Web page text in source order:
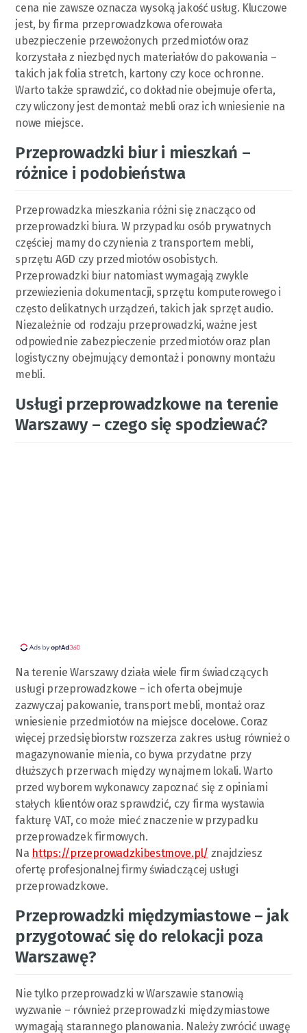
cena nie zawsze oznacza wysoką jakość usług. Kluczowe
jest, by firma przeprowadzkowa oferowała
ubezpieczenie przewożonych przedmiotów oraz
korzystała z niezbędnych materiałów do pakowania –
takich jak folia stretch, kartony czy koce ochronne.
Warto także sprawdzić, co dokładnie obejmuje oferta,
czy wliczony jest demontaż mebli oraz ich wniesienie na
nowe miejsce.
Przeprowadzki biur i mieszkań –
różnice i podobieństwa
Przeprowadzka mieszkania różni się znacząco od
przeprowadzki biura. W przypadku osób prywatnych
częściej mamy do czynienia z transportem mebli,
sprzętu AGD czy przedmiotów osobistych.
Przeprowadzki biur natomiast wymagają zwykle
przewiezienia dokumentacji, sprzętu komputerowego i
często delikatnych urządzeń, takich jak sprzęt audio.
Niezależnie od rodzaju przeprowadzki, ważne jest
odpowiednie zabezpieczenie przedmiotów oraz plan
logistyczny obejmujący demontaż i ponowny montażu
mebli.
Usługi przeprowadzkowe na terenie
Warszawy – czego się spodziewać?
Na terenie Warszawy działa wiele firm świadczących
usługi przeprowadzkowe – ich oferta obejmuje
zazwyczaj pakowanie, transport mebli, montaż oraz
wniesienie przedmiotów na miejsce docelowe. Coraz
więcej przedsiębiorstw rozszerza zakres usług również o
magazynowanie mienia, co bywa przydatne przy
dłuższych przerwach między wynajmem lokali. Warto
przed wyborem wykonawcy zapoznać się z opiniami
stałych klientów oraz sprawdzić, czy firma wystawia
fakturę VAT, co może mieć znaczenie w przypadku
przeprowadzek firmowych.
Na https://przeprowadzkibestmove.pl/ znajdziesz
ofertę profesjonalnej firmy świadczącej usługi
przeprowadzkowe.
Przeprowadzki międzymiastowe – jak
przygotować się do relokacji poza
Warszawę?
Nie tylko przeprowadzki w Warszawie stanowią
wyzwanie – również przeprowadzki międzymiastowe
wymagają starannego planowania. Należy zwrócić uwagę